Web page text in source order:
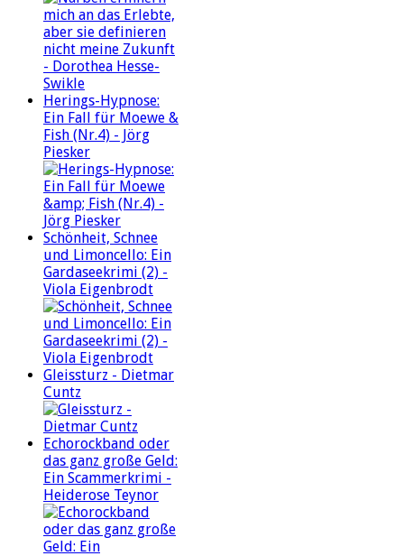
Herings-Hypnose:
Ein Fall für Moewe &
Fish (Nr.4) - Jörg
Piesker
Schönheit, Schnee
und Limoncello: Ein
Gardaseekrimi (2) -
Viola Eigenbrodt
Gleissturz - Dietmar
Cuntz
Echorockband oder
das ganz große Geld:
Ein Scammerkrimi -
Heiderose Teynor